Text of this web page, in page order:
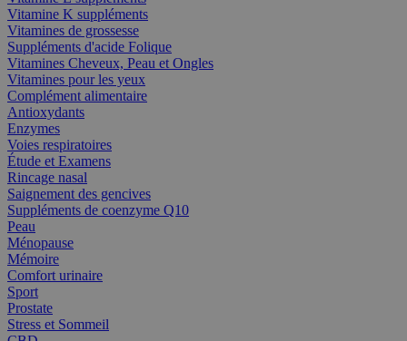
Vitamine K suppléments
Vitamines de grossesse
Suppléments d'acide Folique
Vitamines Cheveux, Peau et Ongles
Vitamines pour les yeux
Complément alimentaire
Antioxydants
Enzymes
Voies respiratoires
Étude et Examens
Rincage nasal
Saignement des gencives
Suppléments de coenzyme Q10
Peau
Ménopause
Mémoire
Comfort urinaire
Sport
Prostate
Stress et Sommeil